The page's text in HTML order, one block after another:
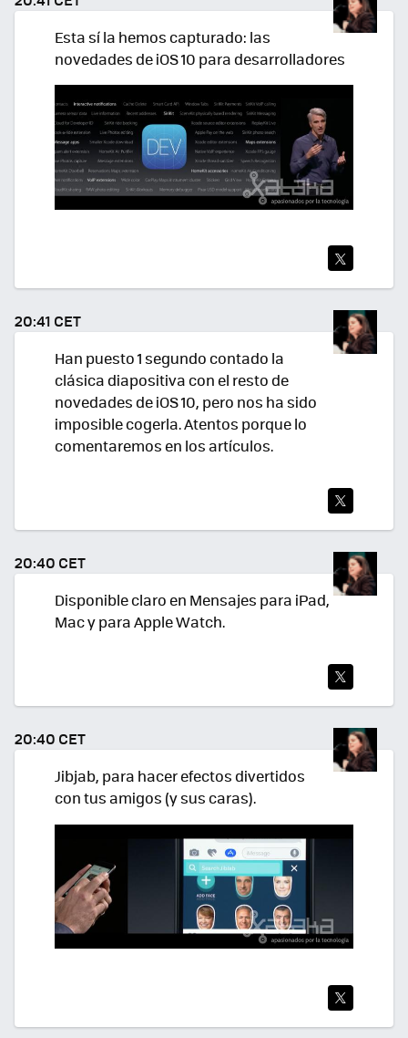
R
Esta sí la hemos capturado: las
novedades de iOS 10 para desarrolladores
TEA
R
20:41 CET
Han puesto 1 segundo contado la
clásica diapositiva con el resto de
novedades de iOS 10, pero nos ha sido
imposible cogerla. Atentos porque lo
comentaremos en los artículos.
TEA
R
20:40 CET
Disponible claro en Mensajes para iPad,
Mac y para Apple Watch.
TEA
R
20:40 CET
Jibjab, para hacer efectos divertidos
con tus amigos (y sus caras).